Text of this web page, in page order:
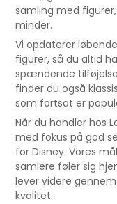
samling med
minder.
Vi opdaterer
figurer, så du altid
spændende
finder du også
som fortsat er
Når du handler hos
med fokus på god
for Disney. Vores
samlere føler sig
lever videre
kvalitet.